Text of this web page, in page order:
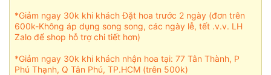
*Giảm ngay 30k khi khách Đặt hoa trước 2 ngày (đơn trên
600k-Không áp dụng song song, các ngày lễ, tết .v.v. LH
Zalo để shop hỗ trợ chi tiết hơn)
*Giảm ngay 30k khi khách nhận hoa tại: 77 Tân Thành, P
Phú Thạnh, Q Tân Phú, TP.HCM (trên 500k)